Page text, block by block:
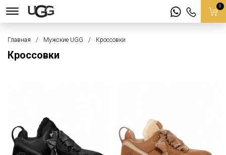
0
Главная Мужские UGG Кроссовки
Кроссовки